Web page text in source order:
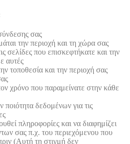
σας
την περιοχή και τη χώρα σας
σελίδες που επισκεφτήκατε και την
αυτές
τοποθεσία και την περιοχή σας
χρόνο που παραμείνατε στην κάθε
ποιότητα δεδομένων για τις
πληροφορίες και να διαφημίζει
σας π.χ. του περιεχόμενου που
(Αυτή τη στιγμή δεν